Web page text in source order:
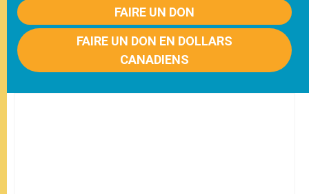
FAIRE UN DON
FAIRE UN DON EN DOLLARS
CANADIENS